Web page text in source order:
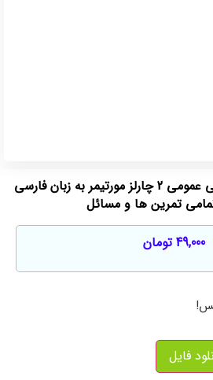
دانلود حل المسائل شیمی عمومی 2 چارلز مورتیمر به زبان فارسی
49,000 تومان
فایل